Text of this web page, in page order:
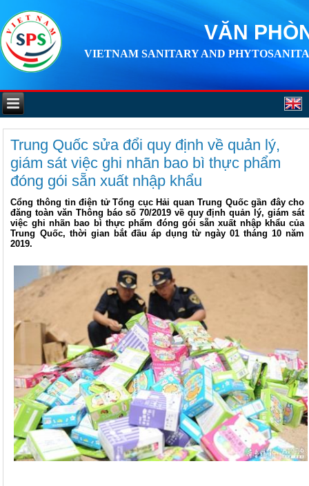
VĂN
VIETNAM SANITARY AND
Trung Quốc sửa đổi quy định về quản lý,
giám sát việc ghi nhãn bao bì thực phẩm
đóng gói sẵn xuất nhập khẩu
Cổng thông tin điện tử Tổng cục Hải quan Trung Quốc gần đây cho
đăng toàn văn Thông báo số 70/2019 về quy định quản lý, giám sát
việc ghi nhãn bao bì thực phẩm đóng gói sẵn xuất nhập khẩu của
Trung Quốc, thời gian bắt đầu áp dụng từ ngày 01 tháng 10 năm
2019.